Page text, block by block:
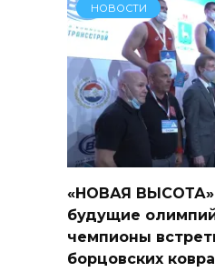
НОВОСТИ
«НОВАЯ ВЫСОТА»
будущие
чемпионы
борцовских